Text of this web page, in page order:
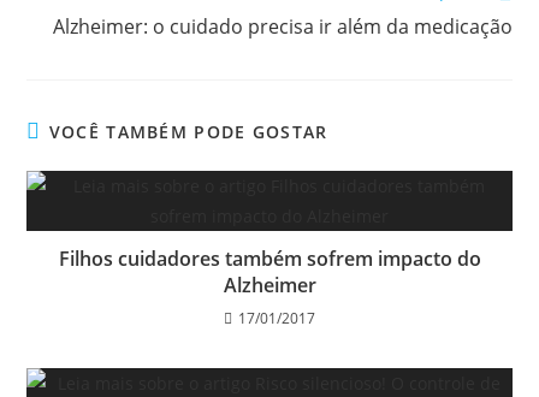
Alzheimer: o cuidado precisa ir além da medicação
VOCÊ TAMBÉM PODE GOSTAR
Filhos cuidadores também sofrem impacto do
Alzheimer
17/01/2017